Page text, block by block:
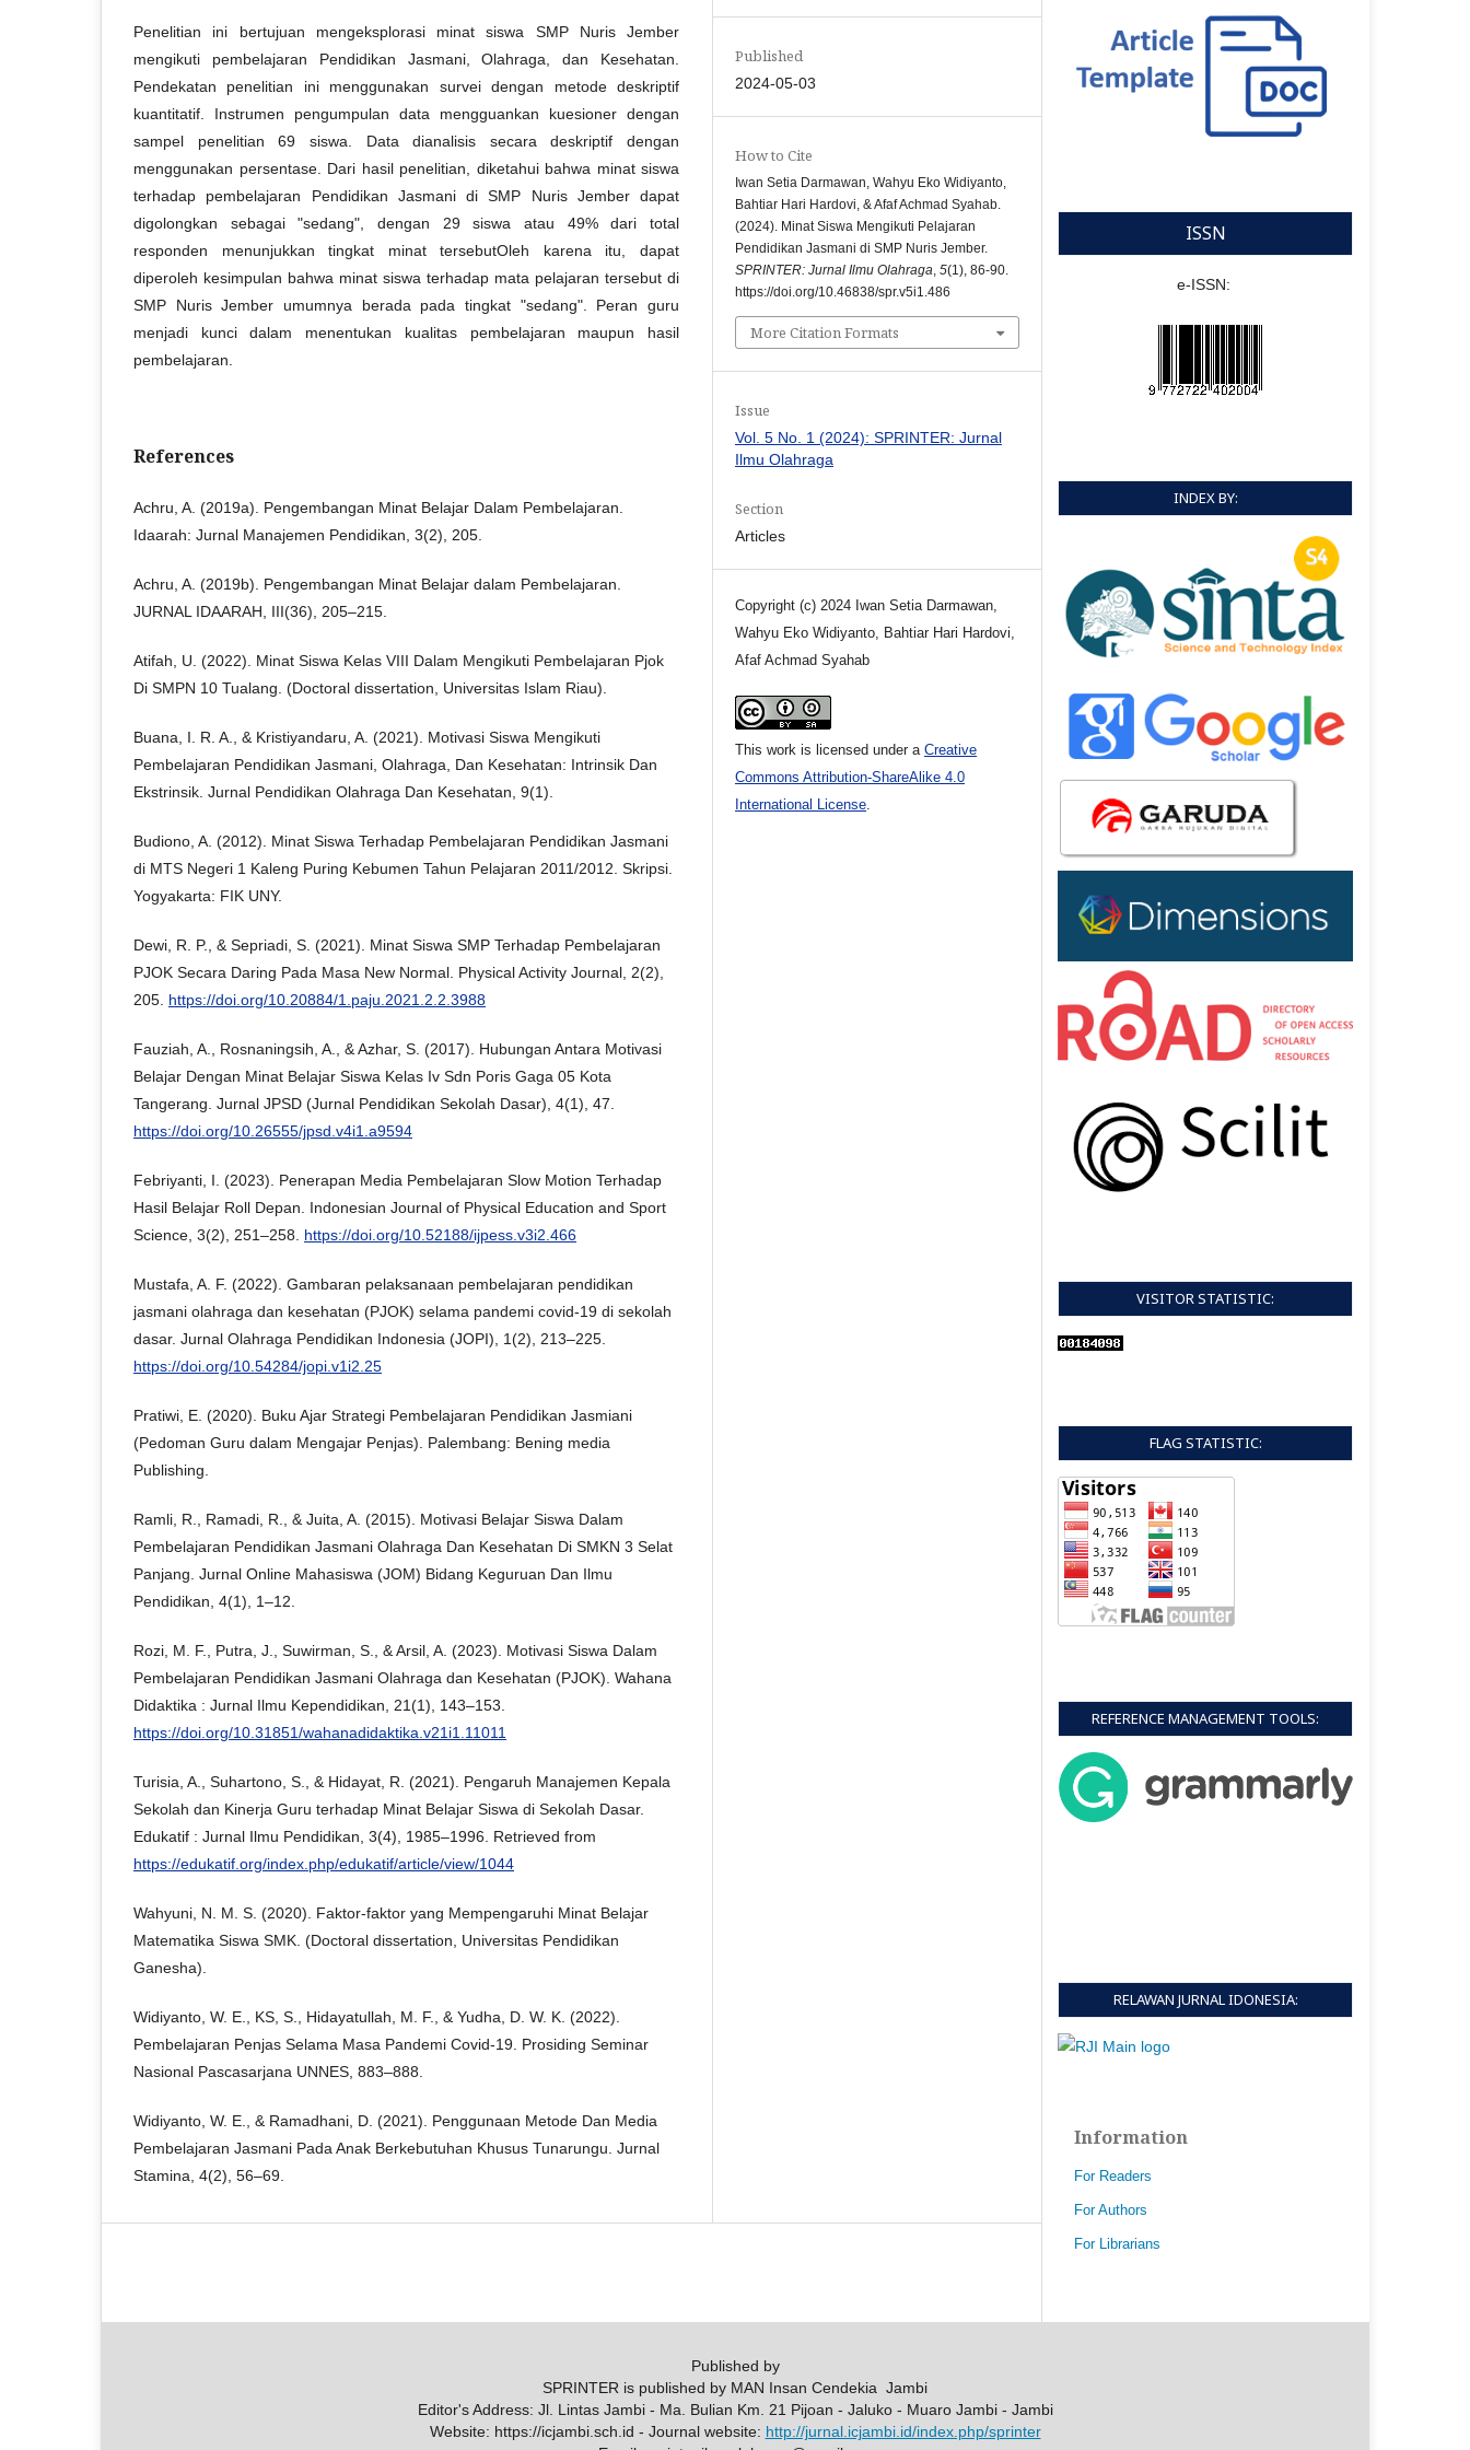
Penelitian ini bertujuan mengeksplorasi minat siswa SMP Nuris Jember
mengikuti pembelajaran Pendidikan Jasmani, Olahraga, dan Kesehatan.
Pendekatan penelitian ini menggunakan survei dengan metode deskriptif
kuantitatif. Instrumen pengumpulan data mengguankan kuesioner dengan
sampel penelitian 69 siswa. Data dianalisis secara deskriptif dengan
menggunakan persentase. Dari hasil penelitian, diketahui bahwa minat siswa
terhadap pembelajaran Pendidikan Jasmani di SMP Nuris Jember dapat
digolongkan sebagai "sedang", dengan 29 siswa atau 49% dari total
responden menunjukkan tingkat minat tersebutOleh karena itu, dapat
diperoleh kesimpulan bahwa minat siswa terhadap mata pelajaran tersebut di
SMP Nuris Jember umumnya berada pada tingkat "sedang". Peran guru
menjadi kunci dalam menentukan kualitas pembelajaran maupun hasil
pembelajaran.
References
Achru, A. (2019a). Pengembangan Minat Belajar Dalam Pembelajaran.
Idaarah: Jurnal Manajemen Pendidikan, 3(2), 205.
Achru, A. (2019b). Pengembangan Minat Belajar dalam Pembelajaran.
JURNAL IDAARAH, III(36), 205–215.
Atifah, U. (2022). Minat Siswa Kelas VIII Dalam Mengikuti Pembelajaran Pjok
Di SMPN 10 Tualang. (Doctoral dissertation, Universitas Islam Riau).
Buana, I. R. A., & Kristiyandaru, A. (2021). Motivasi Siswa Mengikuti
Pembelajaran Pendidikan Jasmani, Olahraga, Dan Kesehatan: Intrinsik Dan
Ekstrinsik. Jurnal Pendidikan Olahraga Dan Kesehatan, 9(1).
Budiono, A. (2012). Minat Siswa Terhadap Pembelajaran Pendidikan Jasmani
di MTS Negeri 1 Kaleng Puring Kebumen Tahun Pelajaran 2011/2012. Skripsi.
Yogyakarta: FIK UNY.
Dewi, R. P., & Sepriadi, S. (2021). Minat Siswa SMP Terhadap Pembelajaran
PJOK Secara Daring Pada Masa New Normal. Physical Activity Journal, 2(2),
205. https://doi.org/10.20884/1.paju.2021.2.2.3988
Fauziah, A., Rosnaningsih, A., & Azhar, S. (2017). Hubungan Antara Motivasi
Belajar Dengan Minat Belajar Siswa Kelas Iv Sdn Poris Gaga 05 Kota
Tangerang. Jurnal JPSD (Jurnal Pendidikan Sekolah Dasar), 4(1), 47.
https://doi.org/10.26555/jpsd.v4i1.a9594
Febriyanti, I. (2023). Penerapan Media Pembelajaran Slow Motion Terhadap
Hasil Belajar Roll Depan. Indonesian Journal of Physical Education and Sport
Science, 3(2), 251–258. https://doi.org/10.52188/ijpess.v3i2.466
Mustafa, A. F. (2022). Gambaran pelaksanaan pembelajaran pendidikan
jasmani olahraga dan kesehatan (PJOK) selama pandemi covid-19 di sekolah
dasar. Jurnal Olahraga Pendidikan Indonesia (JOPI), 1(2), 213–225.
https://doi.org/10.54284/jopi.v1i2.25
Pratiwi, E. (2020). Buku Ajar Strategi Pembelajaran Pendidikan Jasmiani
(Pedoman Guru dalam Mengajar Penjas). Palembang: Bening media
Publishing.
Ramli, R., Ramadi, R., & Juita, A. (2015). Motivasi Belajar Siswa Dalam
Pembelajaran Pendidikan Jasmani Olahraga Dan Kesehatan Di SMKN 3 Selat
Panjang. Jurnal Online Mahasiswa (JOM) Bidang Keguruan Dan Ilmu
Pendidikan, 4(1), 1–12.
Rozi, M. F., Putra, J., Suwirman, S., & Arsil, A. (2023). Motivasi Siswa Dalam
Pembelajaran Pendidikan Jasmani Olahraga dan Kesehatan (PJOK). Wahana
Didaktika : Jurnal Ilmu Kependidikan, 21(1), 143–153.
https://doi.org/10.31851/wahanadidaktika.v21i1.11011
Turisia, A., Suhartono, S., & Hidayat, R. (2021). Pengaruh Manajemen Kepala
Sekolah dan Kinerja Guru terhadap Minat Belajar Siswa di Sekolah Dasar.
Edukatif : Jurnal Ilmu Pendidikan, 3(4), 1985–1996. Retrieved from
https://edukatif.org/index.php/edukatif/article/view/1044
Wahyuni, N. M. S. (2020). Faktor-faktor yang Mempengaruhi Minat Belajar
Matematika Siswa SMK. (Doctoral dissertation, Universitas Pendidikan
Ganesha).
Widiyanto, W. E., KS, S., Hidayatullah, M. F., & Yudha, D. W. K. (2022).
Pembelajaran Penjas Selama Masa Pandemi Covid-19. Prosiding Seminar
Nasional Pascasarjana UNNES, 883–888.
Widiyanto, W. E., & Ramadhani, D. (2021). Penggunaan Metode Dan Media
Pembelajaran Jasmani Pada Anak Berkebutuhan Khusus Tunarungu. Jurnal
Stamina, 4(2), 56–69.
Published
2024-05-03
How to Cite
Iwan Setia Darmawan, Wahyu Eko Widiyanto,
Bahtiar Hari Hardovi, & Afaf Achmad Syahab.
(2024). Minat Siswa Mengikuti Pelajaran
Pendidikan Jasmani di SMP Nuris Jember.
SPRINTER: Jurnal Ilmu Olahraga 5(1), 86-90.
https://doi.org/10.46838/spr.v5i1.486
More Citation Formats
Issue
Vol. 5 No. 1 (2024): SPRINTER: Jurnal
Ilmu Olahraga
Section
Articles
Copyright (c) 2024 Iwan Setia Darmawan,
Wahyu Eko Widiyanto, Bahtiar Hari Hardovi,
Afaf Achmad Syahab
This work is licensed under a Creative
Commons Attribution-ShareAlike 4.0
International License
ISSN
e-ISSN:
INDEX BY:
VISITOR STATISTIC:
FLAG STATISTIC:
REFERENCE MANAGEMENT TOOLS:
RELAWAN JURNAL IDONESIA:
Information
For Readers
For Authors
For Librarians
Published by
SPRINTER is published by MAN Insan Cendekia Jambi
Editor's Address: Jl. Lintas Jambi - Ma. Bulian Km. 21 Pijoan - Jaluko - Muaro Jambi - Jambi
Website: https://icjambi.sch.id - Journal website: http://jurnal.icjambi.id/index.php/sprinter